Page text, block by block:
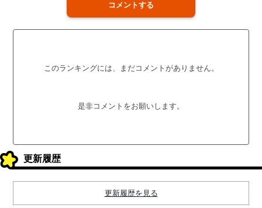
コメントする
このランキングには、まだコメントがありません。
是非コメントをお願いします。
更新履歴
更新履歴を見る